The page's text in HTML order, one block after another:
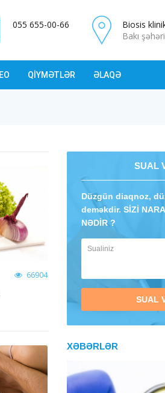
055 655-00-66
Biosis
Bakı
QİYMƏTLƏR ƏLAQƏ
66904
SUAL
Düzgün diaqnoz,
deməkdir. SİZİ
NƏDİR ?
SUAL
XƏBƏRLƏR